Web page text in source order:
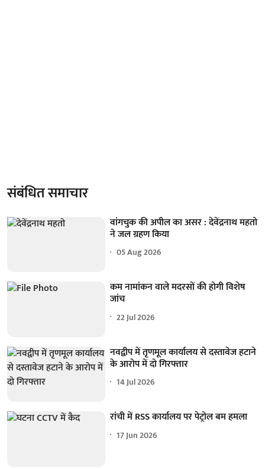
संबंधित समाचार
वांगचुक की अपील का असर : देवेंद्रनाथ महतो
ने जल ग्रहण किया
05 Aug 2026
कम नामांकन वाले मदरसों की होगी विशेष
जांच
22 Jul 2026
नवद्वीप में तृणमूल कार्यालय से दस्तावेज हटाने
के आरोप में दो गिरफ्तार
14 Jul 2026
रांची में RSS कार्यालय पर पेट्रोल बम हमला
17 Jun 2026